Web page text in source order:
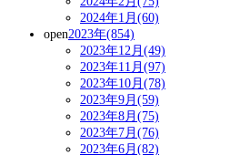
2024年1月(60)
open2023年(854)
2023年12月(49)
2023年11月(97)
2023年10月(78)
2023年9月(59)
2023年8月(75)
2023年7月(76)
2023年6月(82)